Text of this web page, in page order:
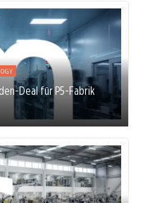
Deal für P5-Fabrik